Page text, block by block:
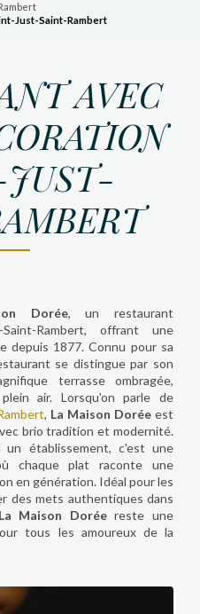
Just-Saint-Rambert
AVEC
Dorée, un restaurant
Rambert, offrant une
depuis 1877. Connu pour sa
se distingue par son
terrasse ombragée,
air. Lorsqu'on parle de
, La Maison Dorée est
brio tradition et modernité.
établissement, c'est une
chaque plat raconte une
en génération. Idéal pour les
des mets authentiques dans
La Maison Doréereste une
tous les amoureux de la